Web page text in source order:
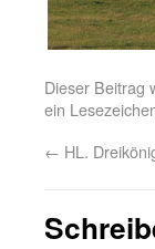
Dieser Beitrag
ein
← HL.